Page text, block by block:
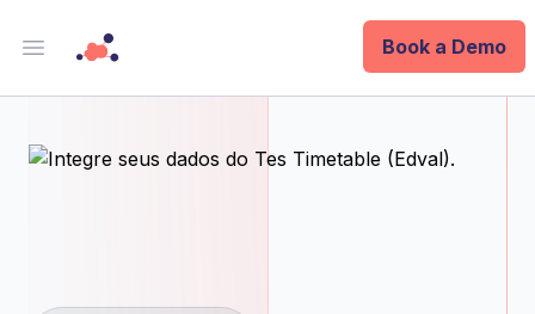
Open main menu
Book a Demo